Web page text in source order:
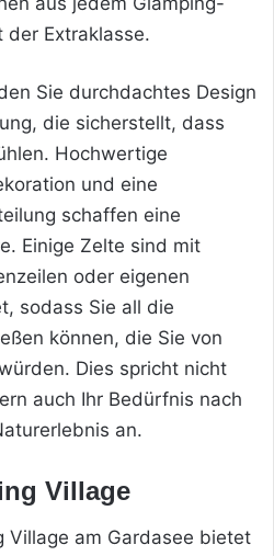
der Extraklasse.
Sie durchdachtes Design
die sicherstellt, dass
Hochwertige
und eine
schaffen eine
Einige Zelte sind mit
oder eigenen
sodass Sie all die
können, die Sie von
Dies spricht nicht
auch Ihr Bedürfnis nach
an.
Village
Village am Gardasee bietet